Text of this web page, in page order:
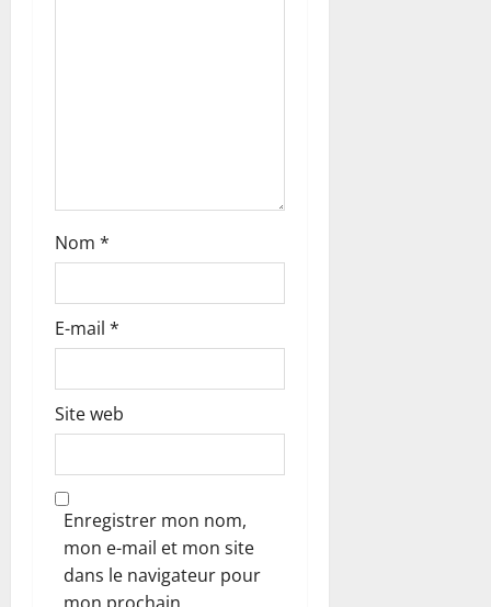
i
c
l
e
Nom *
E-mail *
Site web
Enregistrer mon nom,
mon e-mail et mon site
dans le navigateur pour
mon prochain